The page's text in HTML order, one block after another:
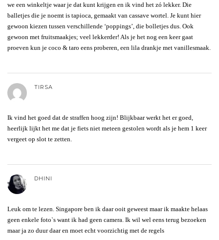
we een winkeltje waar je dat kunt krijgen en ik vind het zó lekker. Die
balletjes die je noemt is tapioca, gemaakt van cassave wortel. Je kunt hier
gewoon kiezen tussen verschillende ‘poppings’, die bolletjes dus. Ook
gewoon met fruitsmaakjes; veel lekkerder! Als je het nog een keer gaat
proeven kun je coco & taro eens proberen, een lila drankje met vanillesmaak.
TIRSA
Ik vind het goed dat de straffen hoog zijn! Blijkbaar werkt het er goed,
heerlijk lijkt het me dat je fiets niet meteen gestolen wordt als je hem 1 keer
vergeet op slot te zetten.
DHINI
Leuk om te lezen. Singapore ben ik daar ooit geweest maar ik maakte helaas
geen enkele foto`s want ik had geen camera. Ik wil wel eens terug bezoeken
maar ja zo duur daar en moet echt voorzichtig met de regels